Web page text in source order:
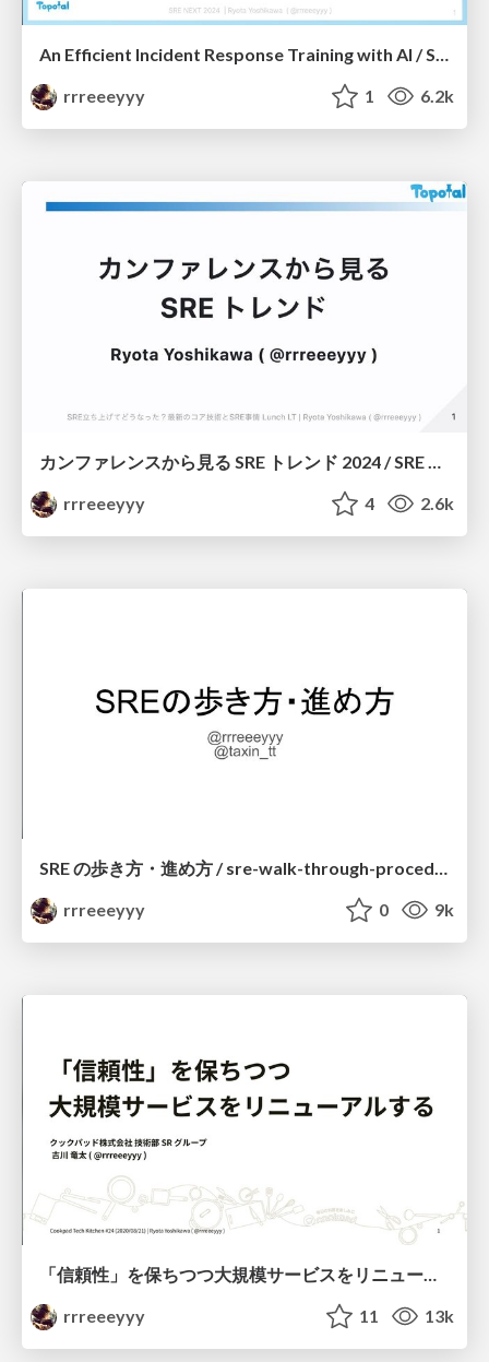
An Efficient Incident Response Training with AI / SRE NEXT 2024 Sponsor Session
rrreeeyyy
1 6.2k
rrreeeyyy
4 2.6k
SRE の歩き方・進め方 / sre-walk-through-procedure
rrreeeyyy
0 9k
「信頼性」を保ちつつ大規模サービスをリニューアルする / cookpad-tech-kitchen-service-embedded-sres
rrreeeyyy
11 13k